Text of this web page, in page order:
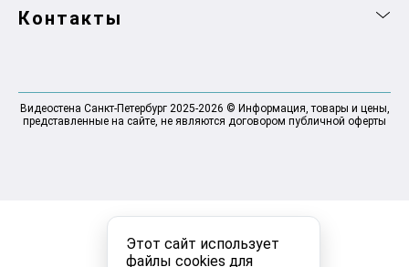
Этот сайт использует
файлы cookies для
Контакты
Видеостена Санкт-Петербург 2025-2026 © Информация, товары и цены,
представленные на сайте, не являются договором публичной оферты